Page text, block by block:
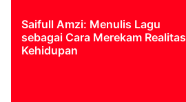
2026Saifull Amzi: Menulis Lagu
sebagai Cara Merekam Realitas
Kehidupan